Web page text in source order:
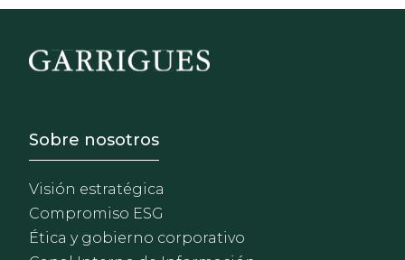
Footer - Sobre Nosotros
Sobre nosotros
Visión estratégica
Compromiso ESG
Ética y gobierno corporativo